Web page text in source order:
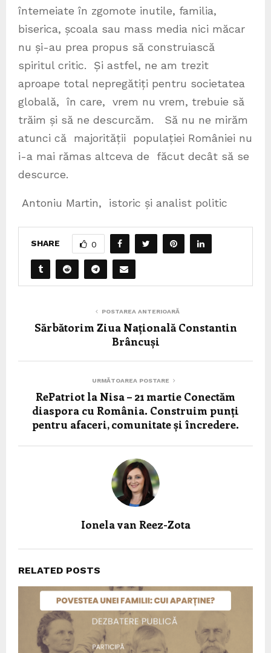
întemeiate în zgomote inutile, familia,
biserica, școala sau mass media nici măcar
nu și-au prea propus să construiască
spiritul critic. Și astfel, ne am trezit
aproape total nepregătiți pentru societatea
globală, în care, vrem nu vrem, trebuie să
trăim și să ne descurcăm. Să nu ne mirăm
atunci că majorității populației României nu
i-a mai rămas altceva de făcut decât să se
descurce.
Antoniu Martin, istoric și analist politic
SHARE 0
POSTAREA ANTERIOARĂ
Sărbătorim Ziua Națională Constantin
Brâncuși
URMĂTOAREA POSTARE
RePatriot la Nisa – 21 martie Conectăm
diaspora cu România. Construim punți
pentru afaceri, comunitate și încredere.
Ionela van Reez-Zota
RELATED POSTS